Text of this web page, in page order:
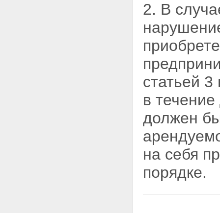
2. В
статьей 3
в
должен
на себя
порядке.